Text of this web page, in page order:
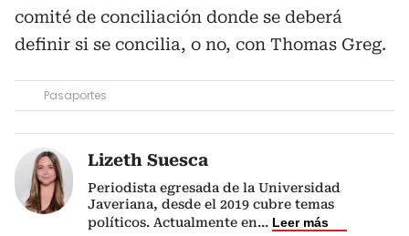
comité de conciliación donde se deberá
definir si se concilia, o no, con Thomas Greg.
Pasaportes
Lizeth Suesca
Periodista egresada de la Universidad
Javeriana, desde el 2019 cubre temas
políticos. Actualmente en... Leer más